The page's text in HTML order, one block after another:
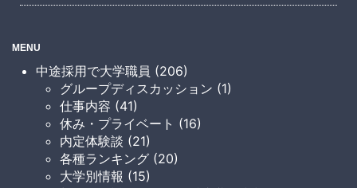
MENU
中途採用で大学職員 (206)
グループディスカッション (1)
仕事内容 (41)
休み・プライベート (16)
内定体験談 (21)
各種ランキング (20)
大学別情報 (15)